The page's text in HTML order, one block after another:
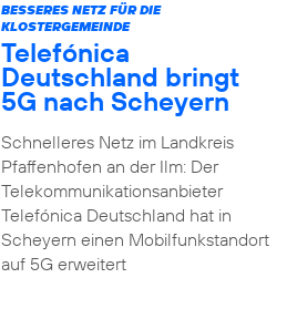
BESSERES NETZ FÜR DIE
KLOSTERGEMEINDE
Telefónica
Deutschland bringt
5G nach Scheyern
Schnelleres Netz im Landkreis
Pfaffenhofen an der Ilm: Der
Telekommunikationsanbieter
Telefónica Deutschland hat in
Scheyern einen Mobilfunkstandort
auf 5G erweitert